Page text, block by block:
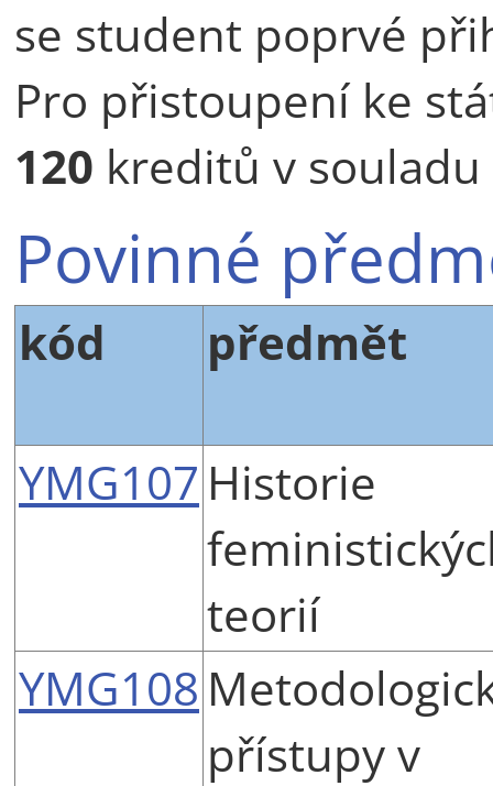
se student poprvé
Pro přistoupení ke
120 kreditů v
Povinné
kód předmět
YMG107 Historie
teorií
YMG108
přístupy v